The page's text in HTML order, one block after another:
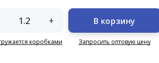
+
коробками
В корзину
Запросить оптовую цену